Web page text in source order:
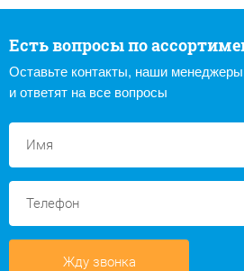
Есть вопросы по
Оставьте контакты, наши
и ответят на все вопросы
Жду звонка